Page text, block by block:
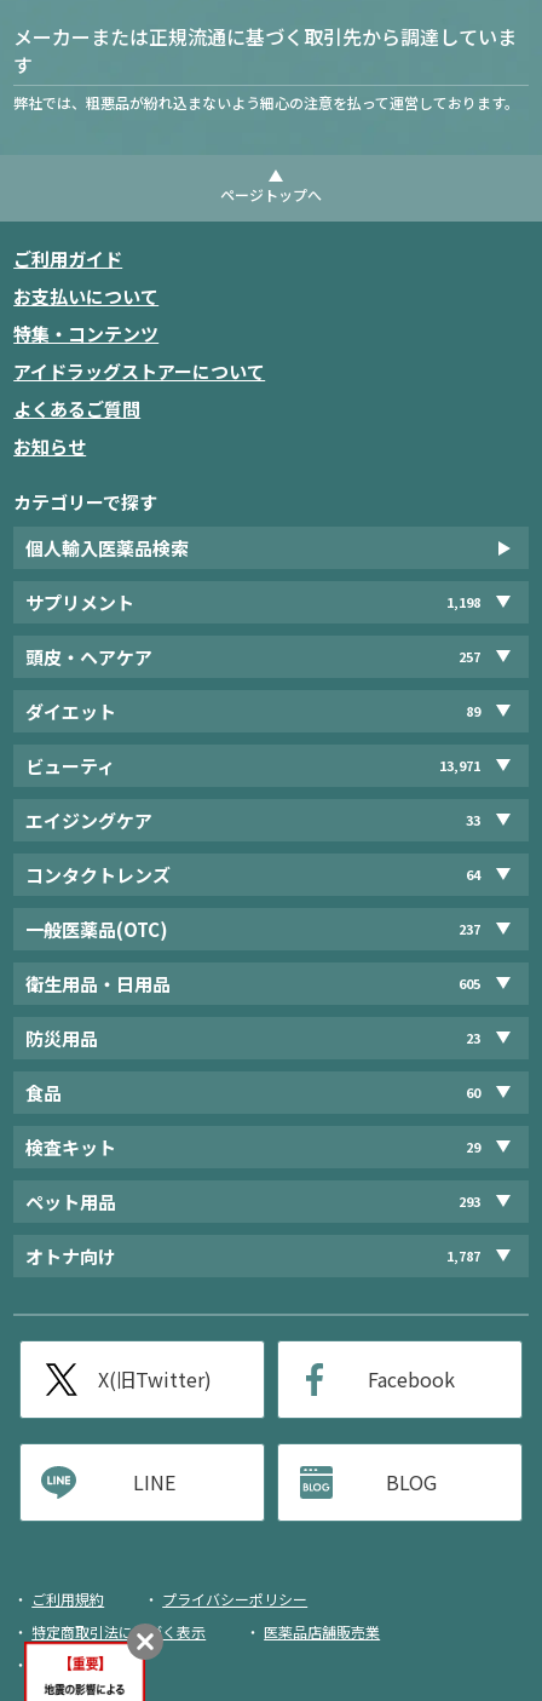
メーカーまたは正規流通に基づく取引先から調達していま
す
弊社では、粗悪品が紛れ込まないよう細心の注意を払って運営しております。
ページトップへ
ご利用ガイド
お支払いについて
特集・コンテンツ
アイドラッグストアーについて
よくあるご質問
お知らせ
カテゴリーで探す
個人輸入医薬品検索
サプリメント 1,198
頭皮・ヘアケア 257
ダイエット 89
ビューティ 13,971
エイジングケア 33
コンタクトレンズ 64
一般医薬品(OTC) 237
衛生用品・日用品 605
防災用品 23
食品 60
検査キット 29
ペット用品 293
オトナ向け 1,787
X(旧Twitter) Facebook
LINE BLOG
ご利用規約
プライバシーポリシー
特定商取引法に基づく表示
医薬品店舗販売業
荷物追跡